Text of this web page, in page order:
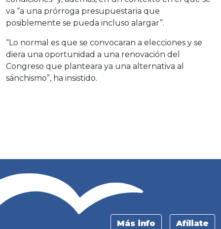
va “a una prórroga presupuestaria que
posiblemente se pueda incluso alargar”.
“Lo normal es que se convocaran a elecciones y se
diera una oportunidad a una renovación del
Congreso que planteara ya una alternativa al
sánchismo”, ha insistido.
Más info Afíliate